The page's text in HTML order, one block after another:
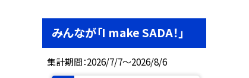
みんなが「I make SADA！」
集計期間：2026/7/7～2026/8/6